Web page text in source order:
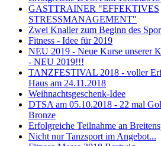
GASTTRAINER "EFFEKTIVES
STRESSMANAGEMENT"
Zwei Knaller zum Beginn des
Fitness - Idee für 2019
NEU 2019 - Neue Kurse unserer
- NEU 2019!!!
TANZFESTIVAL 2018 - voller
Haus am 24.11.2018
Weihnachtsgeschenk-Idee
DTSA am 05.10.2018 - 22 mal
Bronze
Erfolgreiche Teilnahme an
Nicht nur Tanzsport im Angebot...